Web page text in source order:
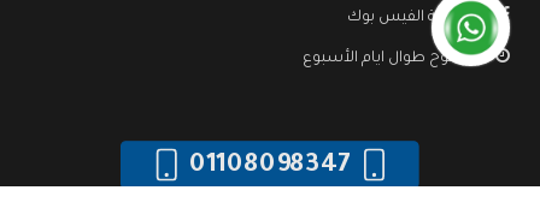
صفحة الفيس بوك
مفتوح طوال ايام الأسبوع
01108098347